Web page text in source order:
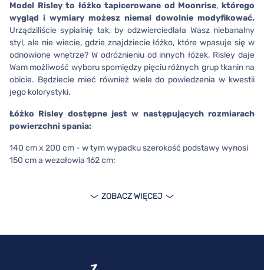
Model Risley to łóżko tapicerowane od Moonrise,którego
wygląd i wymiary możesz niemal dowolnie modyfikować.
Urządziliście sypialnię tak, by odzwierciedlała Wasz niebanalny
styl, ale nie wiecie, gdzie znajdziecie łóżko, które wpasuje się w
odnowione wnętrze? W odróżnieniu od innych łóżek, Risley daje
Wam możliwość wyboru spomiędzy pięciu różnych grup tkanin na
obicie. Będziecie mieć również wiele do powiedzenia w kwestii
jego kolorystyki.
Łóżko Risley dostępne jest w następujących rozmiarach
powierzchni spania:
140 cm x 200 cm - w tym wypadku szerokość podstawy wynosi
150 cm a wezgłowia 162 cm;
180 cm x 200 cm - w tym wypadku szerokość podstawy wynosi
ZOBACZ WIĘCEJ